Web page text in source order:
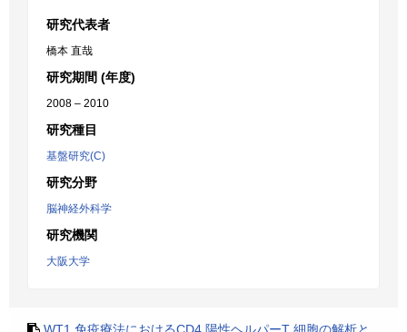
研究代表者
橋本 直哉
研究期間 (年度)
2008 – 2010
研究種目
基盤研究(C)
研究分野
脳神経外科学
研究機関
大阪大学